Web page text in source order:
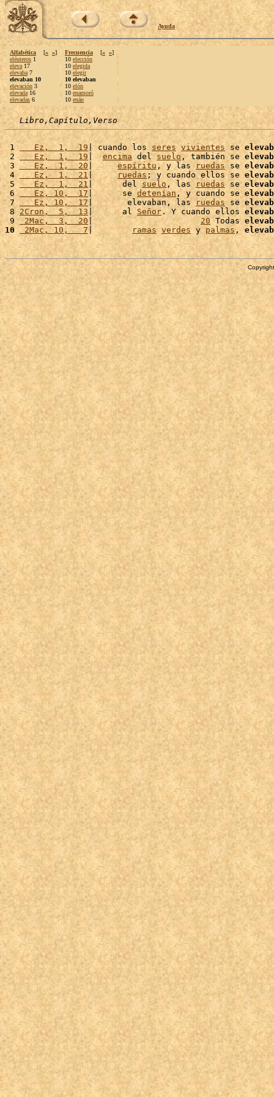
Ayuda
Alfabética [« »]
eléuteros 1
eleva 17
elevaba 7
elevaban 10
elevación 3
elevada 16
elevadas 6
Frecuencia [« »]
10 elección
10 elegida
10 elegir
10 elevaban
10 elón
10 enamoró
10 enán
Libro,Capítulo,Verso
1
   Ez,  1,  19
| cuando los seres vivientes se
2
   Ez,  1,  19
| encima del suelo , también se
3
   Ez,  1,  20
| espíritu , y las ruedas se
4
   Ez,  1,  21
| ruedas ; y cuando ellos se
5
   Ez,  1,  21
|      del suelo , las ruedas se
6
   Ez, 10,  17
|      se detenían , y cuando se
7
   Ez, 10,  17
|       elevaban, las ruedas se
8 2Cron,  5,  13 |      al Señor . Y cuando ellos
9 2Mac,  3,  20 | 20 Todas
10
2Mac, 10,   7| ramas verdes y palmas ,